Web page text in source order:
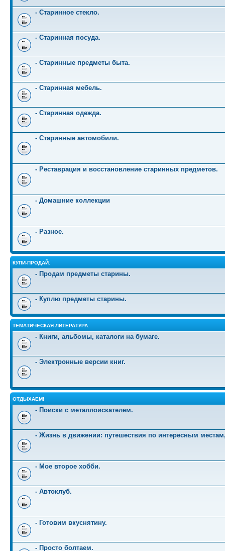
- Старинное стекло.
- Старинная посуда.
- Старинные предметы быта.
- Старинная мебель.
- Старинная одежда.
- Старинные автомобили.
- Реставрация и восстановление старинных предметов.
- Домашние коллекции
- Разное.
КУПИ-ПРОДАЙ.
- Продам предметы старины.
- Куплю предметы старины.
ТЕМАТИЧЕСКАЯ ЛИТЕРАТУРА.
- Книги, альбомы, каталоги на бумаге.
- Электронные версии книг.
ОТДЫХАЕМ!
- Поиски с металлоискателем.
- Жизнь в движении: путешествия по интересным
- Мое второе хобби.
- Автоклуб.
- Готовим вкуснятину.
- Просто болтаем.